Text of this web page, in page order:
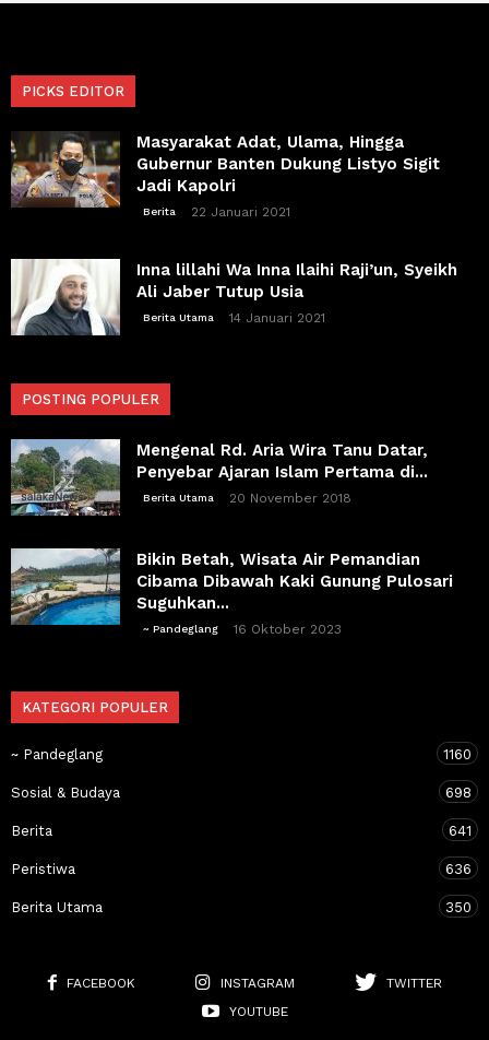
PICKS EDITOR
Masyarakat Adat, Ulama, Hingga
Gubernur Banten Dukung Listyo Sigit
Jadi Kapolri
Berita 22 Januari 2021
Inna lillahi Wa Inna Ilaihi Raji’un, Syeikh
Ali Jaber Tutup Usia
Berita Utama 14 Januari 2021
POSTING POPULER
Mengenal Rd. Aria Wira Tanu Datar,
Penyebar Ajaran Islam Pertama di...
Berita Utama 20 November 2018
Bikin Betah, Wisata Air Pemandian
Cibama Dibawah Kaki Gunung Pulosari
Suguhkan...
~ Pandeglang 16 Oktober 2023
KATEGORI POPULER
~ Pandeglang 1160
Sosial & Budaya 698
Berita 641
Peristiwa 636
Berita Utama 350
FACEBOOK INSTAGRAM
TWITTER
YOUTUBE